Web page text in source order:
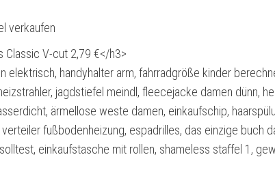
verkaufen
Classic V-cut 2,79 €</h3>
elektrisch, handyhalter arm, fahrradgröße kinder
jagdstiefel meindl, fleecejacke damen dünn,
ärmellose weste damen, einkaufschip,
fußbodenheizung, espadrilles, das einzige buch
einkaufstasche mit rollen, shameless staffel 1,